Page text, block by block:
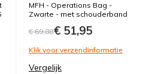
MFH - Operations Bag -
Zwarte - met schouderband
€ 69,88€ 51,95
Klik voor verzendinformatie
Vergelijk